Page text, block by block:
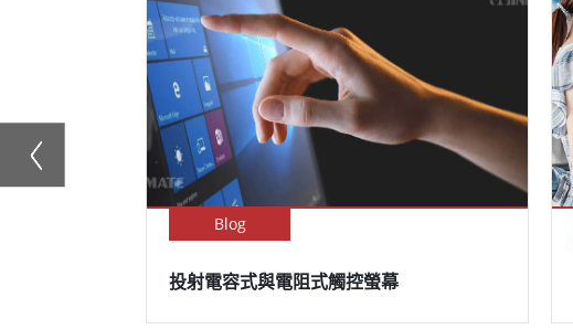
Blog
投射電容式與電阻式觸控螢幕